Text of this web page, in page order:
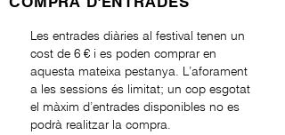
Les entrades diàries al festival tenen un
cost de 6 € i es poden comprar en
aquesta mateixa pestanya. L’aforament
a les sessions és limitat; un cop esgotat
el màxim d’entrades disponibles no es
podrà realitzar la compra.